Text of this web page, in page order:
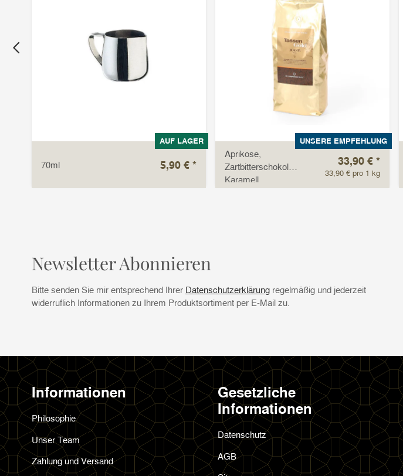
AUF LAGER
70ml 5,90 € *
UNSERE EMPFEHLUNG
Aprikose,
Zartbitterschokolade,
Karamell
33,90 € *
33,90 € pro 1 kg
Newsletter Abonnieren
Bitte senden Sie mir entsprechend Ihrer Datenschutzerklärung regelmäßig und jederzeit
widerruflich Informationen zu Ihrem Produktsortiment per E-Mail zu.
Informationen
Philosophie
Unser Team
Zahlung und Versand
Gesetzliche
Informationen
Datenschutz
AGB